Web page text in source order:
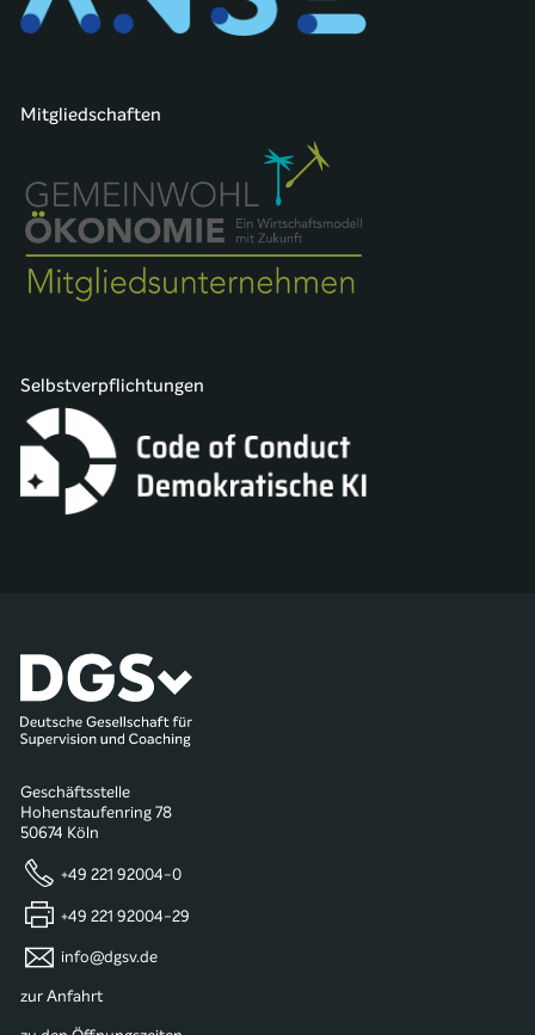
Mitgliedschaften
Selbstverpflichtungen
Geschäftsstelle
Hohenstaufenring 78
50674 Köln
+49 221 92004-0
+49 221 92004-29
info@dgsv.de
zur Anfahrt